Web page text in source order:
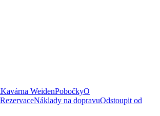
Kavárna WeidenPobočkyO
RezervaceNáklady na dopravuOdstoupit od